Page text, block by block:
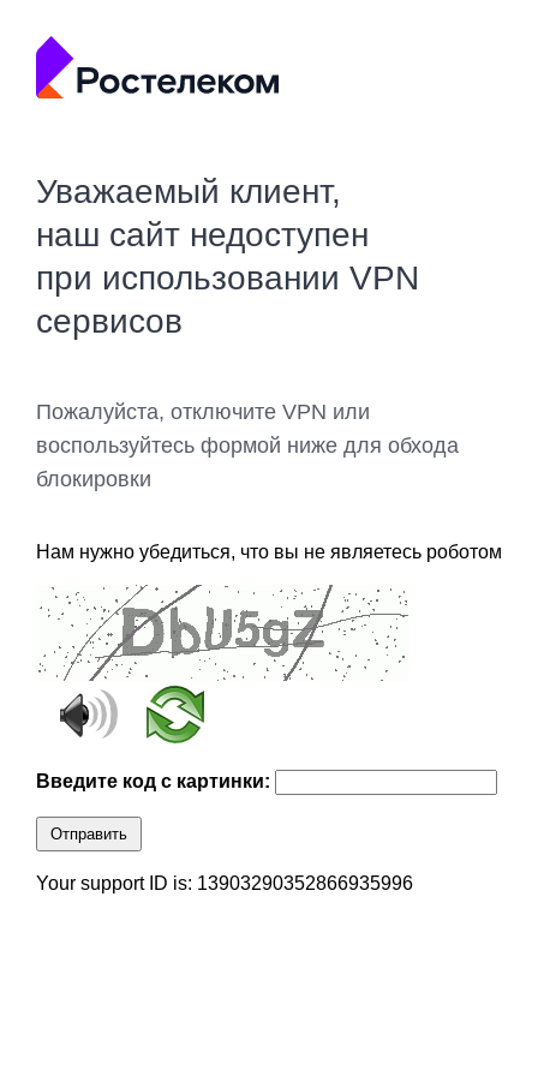
Уважаемый клиент,
наш сайт недоступен
при использовании VPN
сервисов
Пожалуйста, отключите VPN или
воспользуйтесь формой ниже для обхода
блокировки
Нам нужно убедиться, что вы не являетесь роботом
Введите код с картинки:
Отправить
Your support ID is: 13903290352866935996